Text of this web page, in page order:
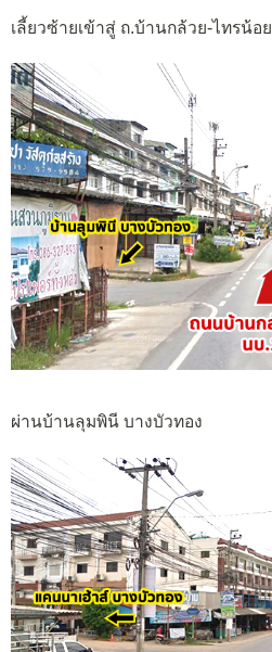
เลี้ยวซ้ายเข้าสู่ ถ.บ้านกล้วย-ไทรน้อย
ผ่านบ้านลุมพินี บางบัวทอง